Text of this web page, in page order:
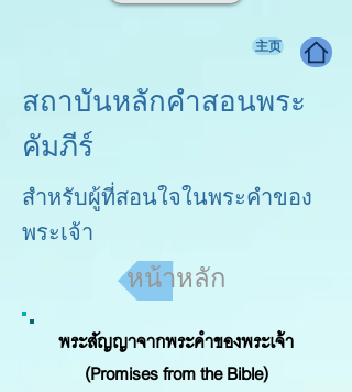
主页
สถาบันหลักคำสอนพระ
คัมภีร์
สำหรับผู้ที่สอนใจในพระคำของ
พระเจ้า
หน้าหลัก
พระสัญญาจากพระคำของพระเจ้า
(Promises from the Bible)